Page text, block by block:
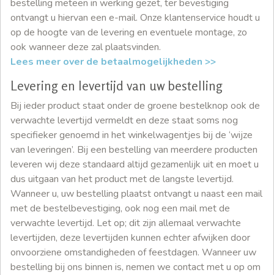
bestelling meteen in werking gezet, ter bevestiging
ontvangt u hiervan een e-mail. Onze klantenservice houdt u
op de hoogte van de levering en eventuele montage, zo
ook wanneer deze zal plaatsvinden.
Lees meer over de betaalmogelijkheden >>
Levering en levertijd van uw bestelling
Bij ieder product staat onder de groene bestelknop ook de
verwachte levertijd vermeldt en deze staat soms nog
specifieker genoemd in het winkelwagentjes bij de ‘wijze
van leveringen’. Bij een bestelling van meerdere producten
leveren wij deze standaard altijd gezamenlijk uit en moet u
dus uitgaan van het product met de langste levertijd.
Wanneer u, uw bestelling plaatst ontvangt u naast een mail
met de bestelbevestiging, ook nog een mail met de
verwachte levertijd. Let op; dit zijn allemaal verwachte
levertijden, deze levertijden kunnen echter afwijken door
onvoorziene omstandigheden of feestdagen. Wanneer uw
bestelling bij ons binnen is, nemen we contact met u op om